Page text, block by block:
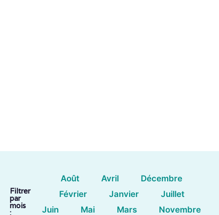
Filtrer
par
mois
:
Août Avril
Décembre
Février
Janvier
Juillet
Juin
Mai Mars
Novembre